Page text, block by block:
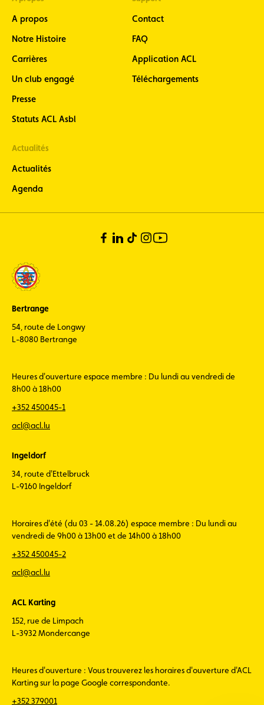
l’actualité
par an en
mois)
Newsletter
fois par an,
l’actualité
ACL Sport
A propos
Notre Histoire
Carrières
Un club engagé
Presse
Statuts ACL Asbl
Contact
FAQ
Application ACL
Téléchargements
Actualités
Actualités
Agenda
Bertrange
54, route de Longwy
L-8080 Bertrange
Heures d'ouverture espace membre : Du lundi au vendredi de
8h00 à 18h00
+352 450045-1
acl@acl.lu
Ingeldorf
34, route d'Ettelbruck
L-9160 Ingeldorf
Horaires d'été (du 03 - 14.08.26) espace membre : Du lundi au
vendredi de 9h00 à 13h00 et de 14h00 à 18h00
+352 450045-2
acl@acl.lu
ACL Karting
152, rue de Limpach
L-3932 Mondercange
Heures d'ouverture : Vous trouverez les horaires d'ouverture d'ACL
Karting sur la page Google correspondante.
+352 379001